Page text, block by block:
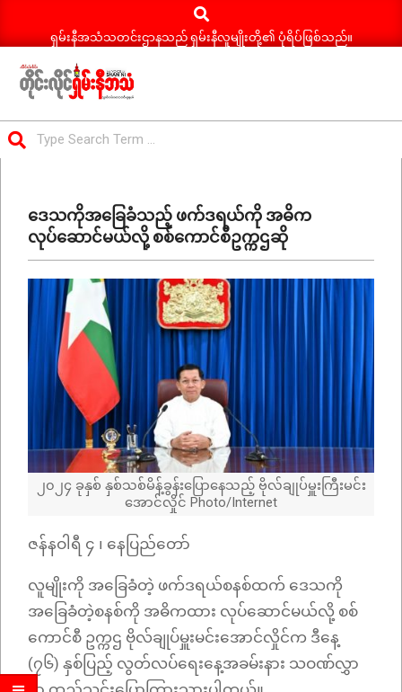
Search
ရှမ်းနီအသံသတင်းဌာနသည် ရှမ်းနီလူမျိုးတို့၏ ပုံရိပ်ဖြစ်သည်။
ရှမ်း
နီ
သတင်း
Menuဒေသကိုအခြေခံသည့် ဖက်ဒရယ်ကို အဓိက
လုပ်ဆောင်မယ်လို့ စစ်ကောင်စီဥက္ကဌဆို
၂၀၂၄ ခုနှစ် နှစ်သစ်မိန့်ခွန်းပြောနေသည့် ဗိုလ်ချုပ်မှူးကြီးမင်း
အောင်လှိုင် Photo/Internet
ဇန်နဝါရီ ၄ ၊ နေပြည်တော်
လူမျိုးကို အခြေခံတဲ့ ဖက်ဒရယ်စနစ်ထက် ဒေသကို
အခြေခံတဲ့စနစ်ကို အဓိကထား လုပ်ဆောင်မယ်လို့ စစ်
ကောင်စီ ဥက္ကဌ ဗိုလ်ချုပ်မှူးမင်းအောင်လှိုင်က ဒီနေ့
(၇၆) နှစ်ပြည့် လွတ်လပ်ရေးနေ့အခမ်းနား သဝဏ်လွှာ